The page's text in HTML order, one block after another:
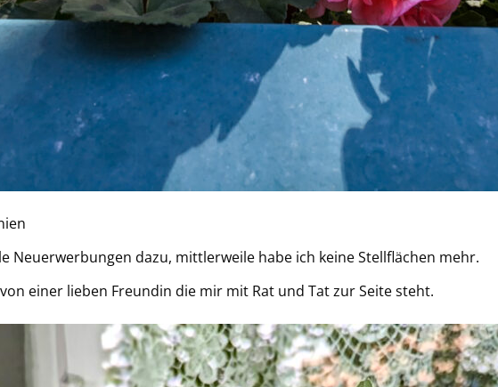
Neuerwerbungen dazu, mittlerweile habe ich keine Stellflächen mehr.
einer lieben Freundin die mir mit Rat und Tat zur Seite steht.